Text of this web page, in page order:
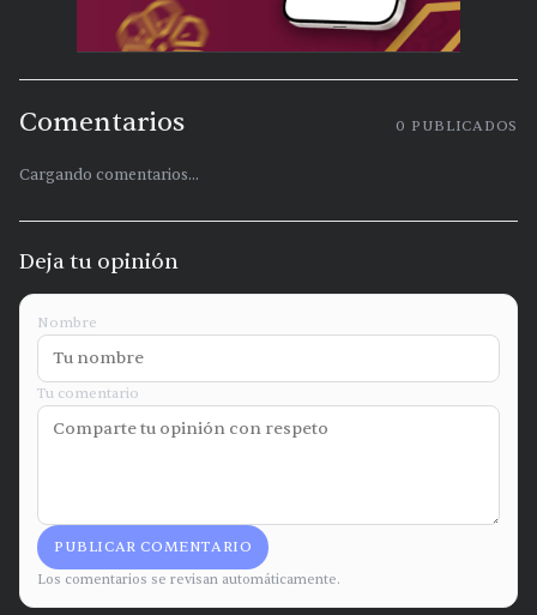
Comentarios 0 PUBLICADOS
Cargando comentarios...
Deja tu opinión
Nombre
Tu comentario
PUBLICAR COMENTARIO
Los comentarios se revisan automáticamente.